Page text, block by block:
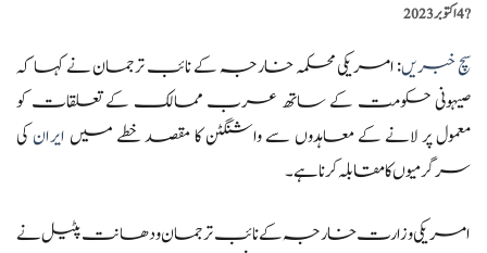
?️4 اکتوبر 2023
سچ خبریں: امریکی محکمہ خارجہ کے نائب ترجمان نے کہا کہ
صیہونی حکومت کے ساتھ عرب ممالک کے تعلقات کو
معمول پر لانے کے معاہدوں سے واشنگٹن کا مقصد خطے میں ایران کی
سرگرمیوں کا مقابلہ کرنا ہے۔
امریکی وزارت خارجہ کے نائب ترجمان ودھانت پٹیل نے